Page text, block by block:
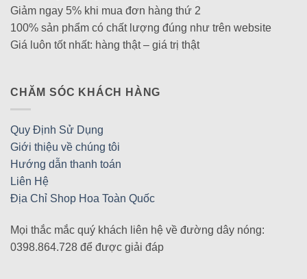
Giảm ngay 5% khi mua đơn hàng thứ 2
100% sản phẩm có chất lượng đúng như trên website
Giá luôn tốt nhất: hàng thật – giá trị thật
CHĂM SÓC KHÁCH HÀNG
Quy Định Sử Dụng
Giới thiệu về chúng tôi
Hướng dẫn thanh toán
Liên Hệ
Địa Chỉ Shop Hoa Toàn Quốc
Mọi thắc mắc quý khách liên hệ về đường dây nóng:
0398.864.728 để được giải đáp